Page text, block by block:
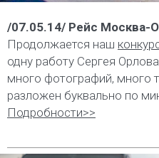
/07.05.14/ Рейс Москва-
Продолжается наш
одну работу Сергея
много фотографий, много
разложен буквально по
Подробности>>